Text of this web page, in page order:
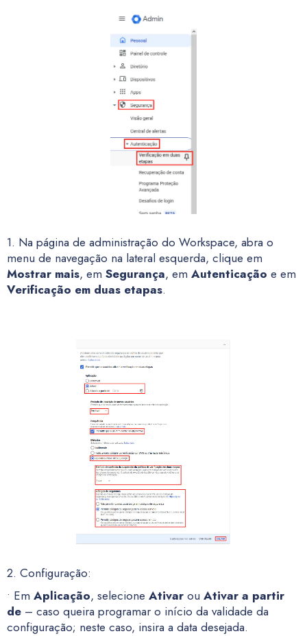
1. Na página de administração do Workspace, abra o
menu de navegação na lateral esquerda, clique em
Mostrar mais, em Segurança, em Autenticação e em
Verificação em duas etapas.
2. Configuração:
• Em Aplicação, selecione Ativar ou Ativar a partir
de – caso queira programar o início da validade da
configuração; neste caso, insira a data desejada.